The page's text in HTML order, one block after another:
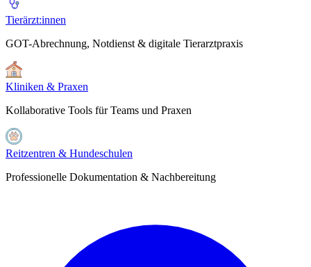
Tierärzt:innen
GOT-Abrechnung, Notdienst & digitale Tierarztpraxis
Kliniken & Praxen
Kollaborative Tools für Teams und Praxen
Reitzentren & Hundeschulen
Professionelle Dokumentation & Nachbereitung